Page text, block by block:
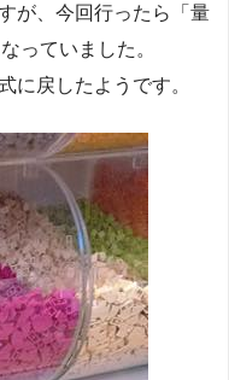
が、今回行ったら
「量
っていました。
に戻したようです。